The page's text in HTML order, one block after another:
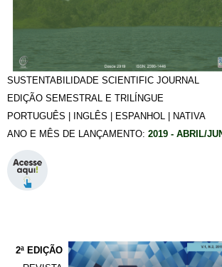
SUSTENTABILIDADE SCIENTIFIC JOURNAL
EDIÇÃO SEMESTRAL E TRILÍNGUE
PORTUGUÊS | INGLÊS | ESPANHOL | NATIVA
ANO E MÊS DE LANÇAMENTO: 2019 - ABRIL/
2ª EDIÇÃO